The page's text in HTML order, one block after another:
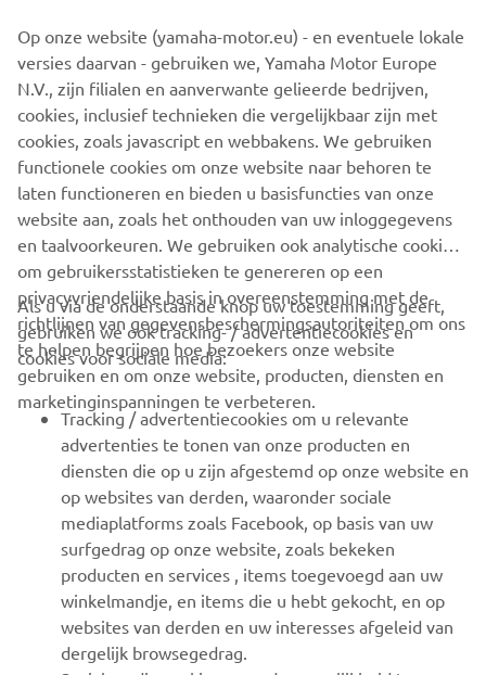
onthoud waar je geweest bent en ontdek waar je heen
kunt gaan. MyRide is gemaakt met jou, de rijder, in
gedachten.
CORPORATE
VOOR BEDRIJVEN
MEER YAMAHA
ONDERSTEUNING
NIEUWSBRIEF
Wees de eerste die meer te weten komt over de nieuwste deals,
speciale evenementen, nieuwe producten en nog veel meer
Op onze website (yamaha-motor.eu) - en eventuele lokale
versies daarvan - gebruiken we, Yamaha Motor Europe
N.V., zijn filialen en aanverwante gelieerde bedrijven,
cookies, inclusief technieken die vergelijkbaar zijn met
cookies, zoals javascript en webbakens. We gebruiken
functionele cookies om onze website naar behoren te
laten functioneren en bieden u basisfuncties van onze
website aan, zoals het onthouden van uw inloggegevens
en taalvoorkeuren. We gebruiken ook analytische cookies
om gebruikersstatistieken te genereren op een
privacyvriendelijke basis in overeenstemming met de
richtlijnen van gegevensbeschermingsautoriteiten om ons
te helpen begrijpen hoe bezoekers onze website
gebruiken en om onze website, producten, diensten en
marketinginspanningen te verbeteren.
Als u via de onderstaande knop uw toestemming geeft,
gebruiken we ook tracking- / advertentiecookies en
cookies voor sociale media:
Tracking / advertentiecookies om u relevante
advertenties te tonen van onze producten en
diensten die op u zijn afgestemd op onze website en
op websites van derden, waaronder sociale
mediaplatforms zoals Facebook, op basis van uw
surfgedrag op onze website, zoals bekeken
producten en services , items toegevoegd aan uw
winkelmandje, en items die u hebt gekocht, en op
websites van derden en uw interesses afgeleid van
dergelijk browsegedrag.